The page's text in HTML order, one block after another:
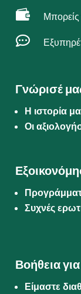
 Μπορείς

Γνώρισέ
Η ιστορία
Οι
Συχνές
Βοήθεια
Είμαστε